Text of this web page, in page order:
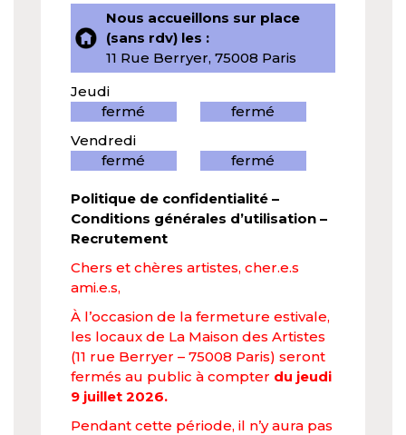
Nous accueillons sur place
(sans rdv) les :
11 Rue Berryer, 75008 Paris
Jeudi
fermé
fermé
Vendredi
fermé
fermé
Politique de confidentialité –
Conditions générales d’utilisation –
Recrutement
Chers et chères artistes, cher.e.s
ami.e.s,
À l’occasion de la fermeture estivale,
les locaux de La Maison des Artistes
(11 rue Berryer – 75008 Paris) seront
fermés au public à compter du jeudi
9 juillet 2026.
Pendant cette période, il n’y aura pas